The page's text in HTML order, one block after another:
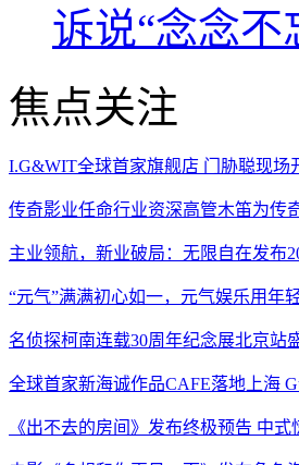
诉说“念念不
焦点关注
I.G&WIT全球首家旗舰店 门胁聪现场
传奇影业任命行业资深高管木笛为传
主业领航，新业破局：无限自在发布
“元气”满满初心如一，元气娱乐用年
名侦探柯南连载30周年纪念展北京站
全球首家新海诚作品CAFE落地上海
《出不去的房间》发布终极预告 中